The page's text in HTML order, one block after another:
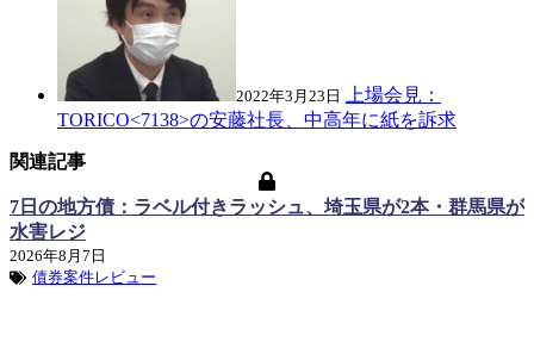
2022年3月23日
上場会見：
TORICO<7138>の安藤社長、中高年に紙を訴求
関連記事
7日の地方債：ラベル付きラッシュ、埼玉県が2本・群馬県が
水害レジ
2026年8月7日
債券案件レビュー